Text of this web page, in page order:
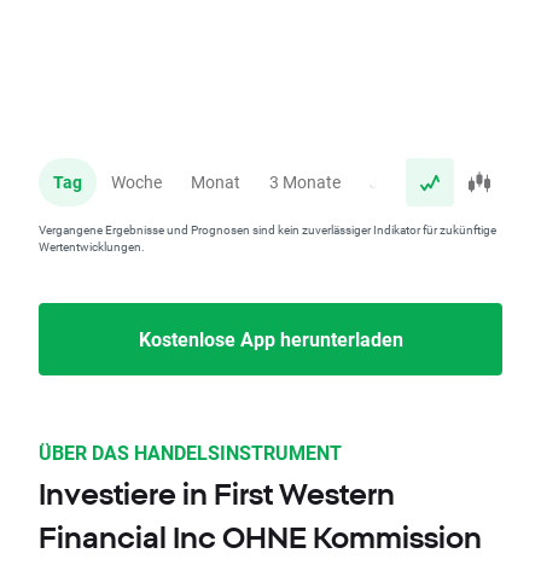
Tag Woche Monat 3 Monate Jahr
Vergangene Ergebnisse und Prognosen sind kein zuverlässiger Indikator für zukünftige
Wertentwicklungen.
Kostenlose App herunterladen
ÜBER DAS HANDELSINSTRUMENT
Investiere in First Western
Financial Inc OHNE Kommission